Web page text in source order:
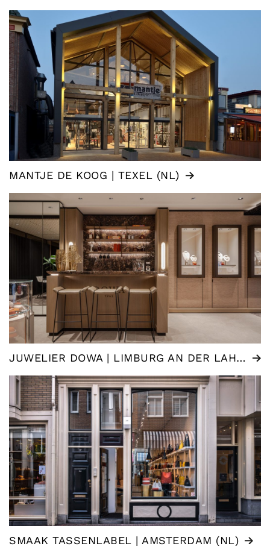
MANTJE DE KOOG | TEXEL (NL)
JUWELIER DOWA | LIMBURG AN DER LAHN (DE)
SMAAK TASSENLABEL | AMSTERDAM (NL)